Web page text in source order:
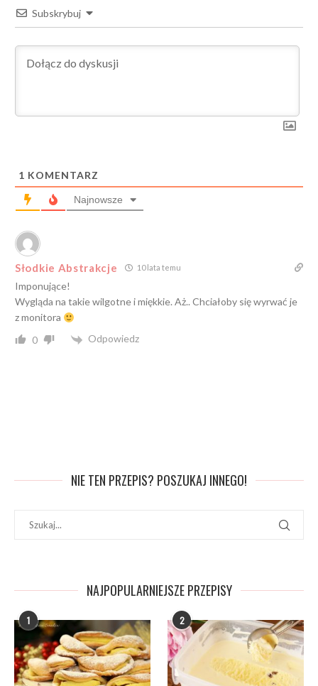
Subskrybuj
1 KOMENTARZ
Najnowsze
Słodkie Abstrakcje 10 lata temu
Imponujące!
Wygląda na takie wilgotne i miękkie. Aż.. Chciałoby się wyrwać je
z monitora
0
Odpowiedz
NIE TEN PRZEPIS? POSZUKAJ INNEGO!
NAJPOPULARNIEJSZE PRZEPISY
1 2